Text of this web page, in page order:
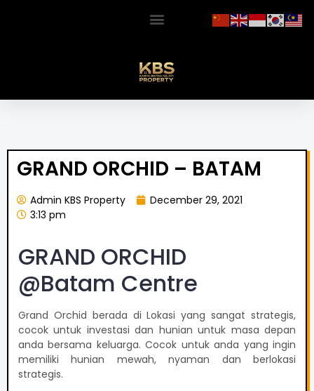
GRAND ORCHID – BATAM
Admin KBS Property
December 29, 2021
3:13 pm
GRAND ORCHID
@Batam Centre
Grand Orchid berada di Lokasi yang sangat strategis,
cocok untuk investasi dan hunian untuk masa depan
anda bersama keluarga. Cocok untuk anda yang ingin
memiliki hunian mewah, nyaman dan berlokasi
strategis.